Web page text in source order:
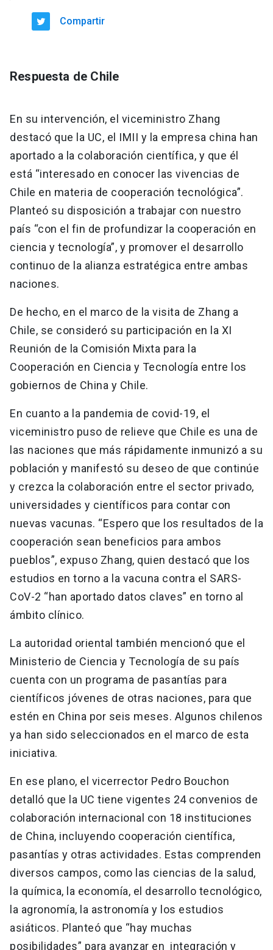
Compartir
Respuesta de Chile
En su intervención, el viceministro Zhang
destacó que la UC, el IMII y la empresa china han
aportado a la colaboración científica, y que él
está “interesado en conocer las vivencias de
Chile en materia de cooperación tecnológica”.
Planteó su disposición a trabajar con nuestro
país “con el fin de profundizar la cooperación en
ciencia y tecnología”, y promover el desarrollo
continuo de la alianza estratégica entre ambas
naciones.
De hecho, en el marco de la visita de Zhang a
Chile, se consideró su participación en la XI
Reunión de la Comisión Mixta para la
Cooperación en Ciencia y Tecnología entre los
gobiernos de China y Chile.
En cuanto a la pandemia de covid-19, el
viceministro puso de relieve que Chile es una de
las naciones que más rápidamente inmunizó a su
población y manifestó su deseo de que continúe
y crezca la colaboración entre el sector privado,
universidades y científicos para contar con
nuevas vacunas. “Espero que los resultados de la
cooperación sean beneficios para ambos
pueblos”, expuso Zhang, quien destacó que los
estudios en torno a la vacuna contra el SARS-
CoV-2 “han aportado datos claves” en torno al
ámbito clínico.
La autoridad oriental también mencionó que el
Ministerio de Ciencia y Tecnología de su país
cuenta con un programa de pasantías para
científicos jóvenes de otras naciones, para que
estén en China por seis meses. Algunos chilenos
ya han sido seleccionados en el marco de esta
iniciativa.
En ese plano, el vicerrector Pedro Bouchon
detalló que la UC tiene vigentes 24 convenios de
colaboración internacional con 18 instituciones
de China, incluyendo cooperación científica,
pasantías y otras actividades. Estas comprenden
diversos campos, como las ciencias de la salud,
la química, la economía, el desarrollo tecnológico,
la agronomía, la astronomía y los estudios
asiáticos. Planteó que “hay muchas
posibilidades” para avanzar en integración y